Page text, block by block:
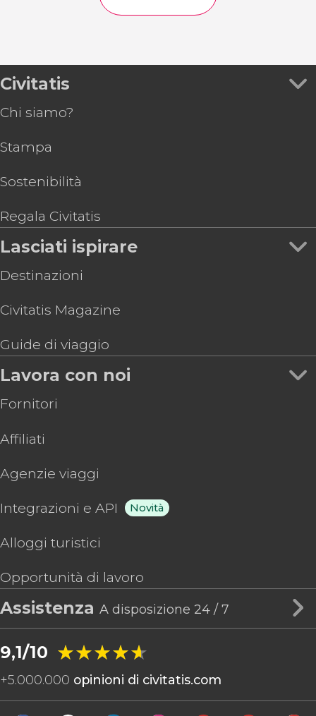
Civitatis
Chi siamo?
Stampa
Sostenibilità
Regala Civitatis
Lasciati ispirare
Destinazioni
Civitatis Magazine
Guide di viaggio
Lavora con noi
Fornitori
Affiliati
Agenzie viaggi
Integrazioni e API Novità
Alloggi turistici
Opportunità di lavoro
Assistenza A disposizione 24 / 7
9,1/10 ★★★★★
★★★★★
+5.000.000 opinioni di civitatis.com